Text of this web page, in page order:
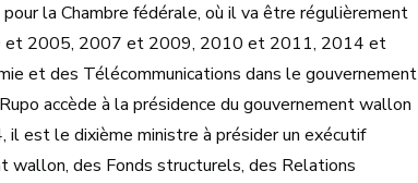
la Chambre fédérale, où il va être régulièrement
et 2005, 2007 et 2009, 2010 et 2011, 2014 et
et des Télécommunications dans le gouvernement
accède à la présidence du gouvernement wallon
est le dixième ministre à présider un exécutif
wallon, des Fonds structurels, des Relations